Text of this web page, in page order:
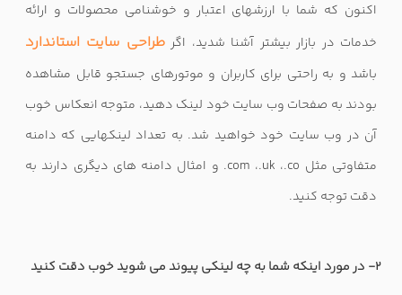
اکنون که شما با ارزشهای اعتبار و خوشنامی محصولات و ارائه
خدمات در بازار بیشتر آشنا شدید، اگرطراحی سایت استاندارد
باشد و به راحتی برای کاربران و موتورهای جستجو قابل مشاهده
بودند به صفحات وب سایت خود لینک دهید، متوجه انعکاس خوب
آن در وب سایت خود خواهید شد. به تعداد لینکهایی که دامنه
متفاوتی مثل com ،.uk ،.co. و امثال دامنه های دیگری دارند به
دقت توجه کنید.
2- در مورد اینکه شما به چه لینکی پیوند می شوید خوب دقت کنید